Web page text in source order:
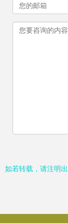
如若转载，请注明